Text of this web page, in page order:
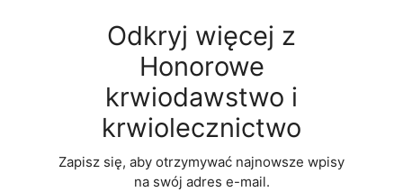
Odkryj więcej z
Honorowe
krwiodawstwo i
krwiolecznictwo
Zapisz się, aby otrzymywać najnowsze wpisy
na swój adres e-mail.